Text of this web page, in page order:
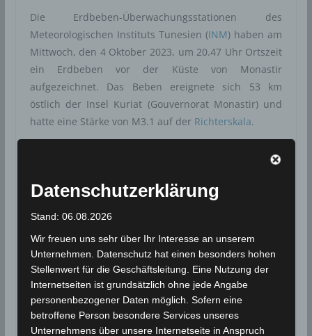
Die Erdbeben-Überwachungsstationen des
Meteorologischen Instituts Tunesien (INM) haben am
Mittwoch, den 4 Oktober 2023, um 20.47 Uhr Ortszeit
ein Erdbeben vor der Küste von Monastir
aufgezeichnet. Das Beben ereignete sich 53 km
östlich der Insel Kuriat (Gouvernorat Monastir) und
hatte eine Stärke von M3.1 auf der Richterskala.
Die Messungen der seismologischen Stationen des
dasEpizentrumdes Bebens bei 35.91° nördlicher
Bebens wird mit 10 Kilometern angegeben.
Datenschutzerklärung
Stand: 06.08.2026
Wir freuen uns sehr über Ihr Interesse an unserem
Unternehmen. Datenschutz hat einen besonders hohen
Stellenwert für die Geschäftsleitung. Eine Nutzung der
Internetseiten ist grundsätzlich ohne jede Angabe
personenbezogener Daten möglich. Sofern eine
betroffene Person besondere Services unseres
Unternehmens über unsere Internetseite in Anspruch